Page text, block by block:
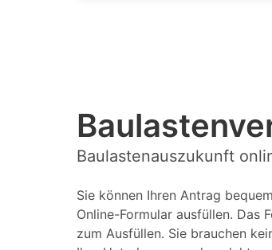
Baulastenauszukunft
Sie können Ihren Antrag
Online-Formular ausfüllen. Das
zum Ausfüllen. Sie brauchen